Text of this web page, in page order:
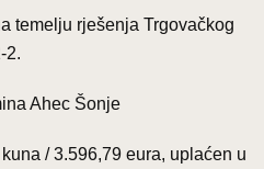
temelju rješenja Trgovačkog
2.
Ahec Šonje
/ 3.596,79 eura, uplaćen u